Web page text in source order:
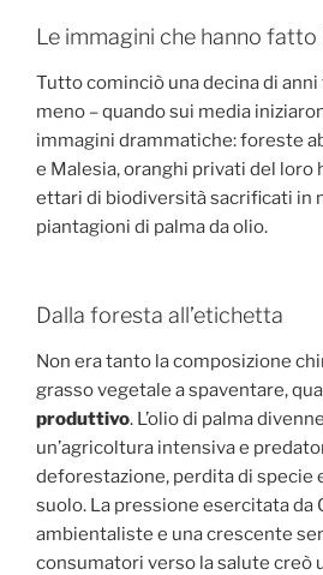
Le immagini che hanno
Tutto cominciò una decina di anni
meno – quando sui media
immagini drammatiche: foreste
e Malesia, oranghi privati del loro
ettari di biodiversità sacrificati in
piantagioni di palma da olio.
Dalla foresta all’etichetta
Non era tanto la composizione
grasso vegetale a spaventare,
produttivo. L’olio di palma
un’agricoltura intensiva e
deforestazione, perdita di specie
suolo. La pressione esercitata da
ambientaliste e una crescente
consumatori verso la salute creò